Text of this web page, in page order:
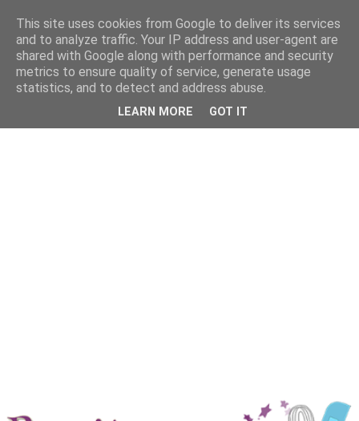
This site uses cookies from Google to deliver its services
and to analyze traffic. Your IP address and user-agent are
shared with Google along with performance and security
metrics to ensure quality of service, generate usage
statistics, and to detect and address abuse.
LEARN MORE GOT IT